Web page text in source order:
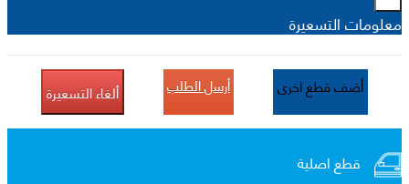
معلومات التسعيرة
أضف قطع اخرى أرسل الطلب ألغاء التسعيرة
قطع اصلية